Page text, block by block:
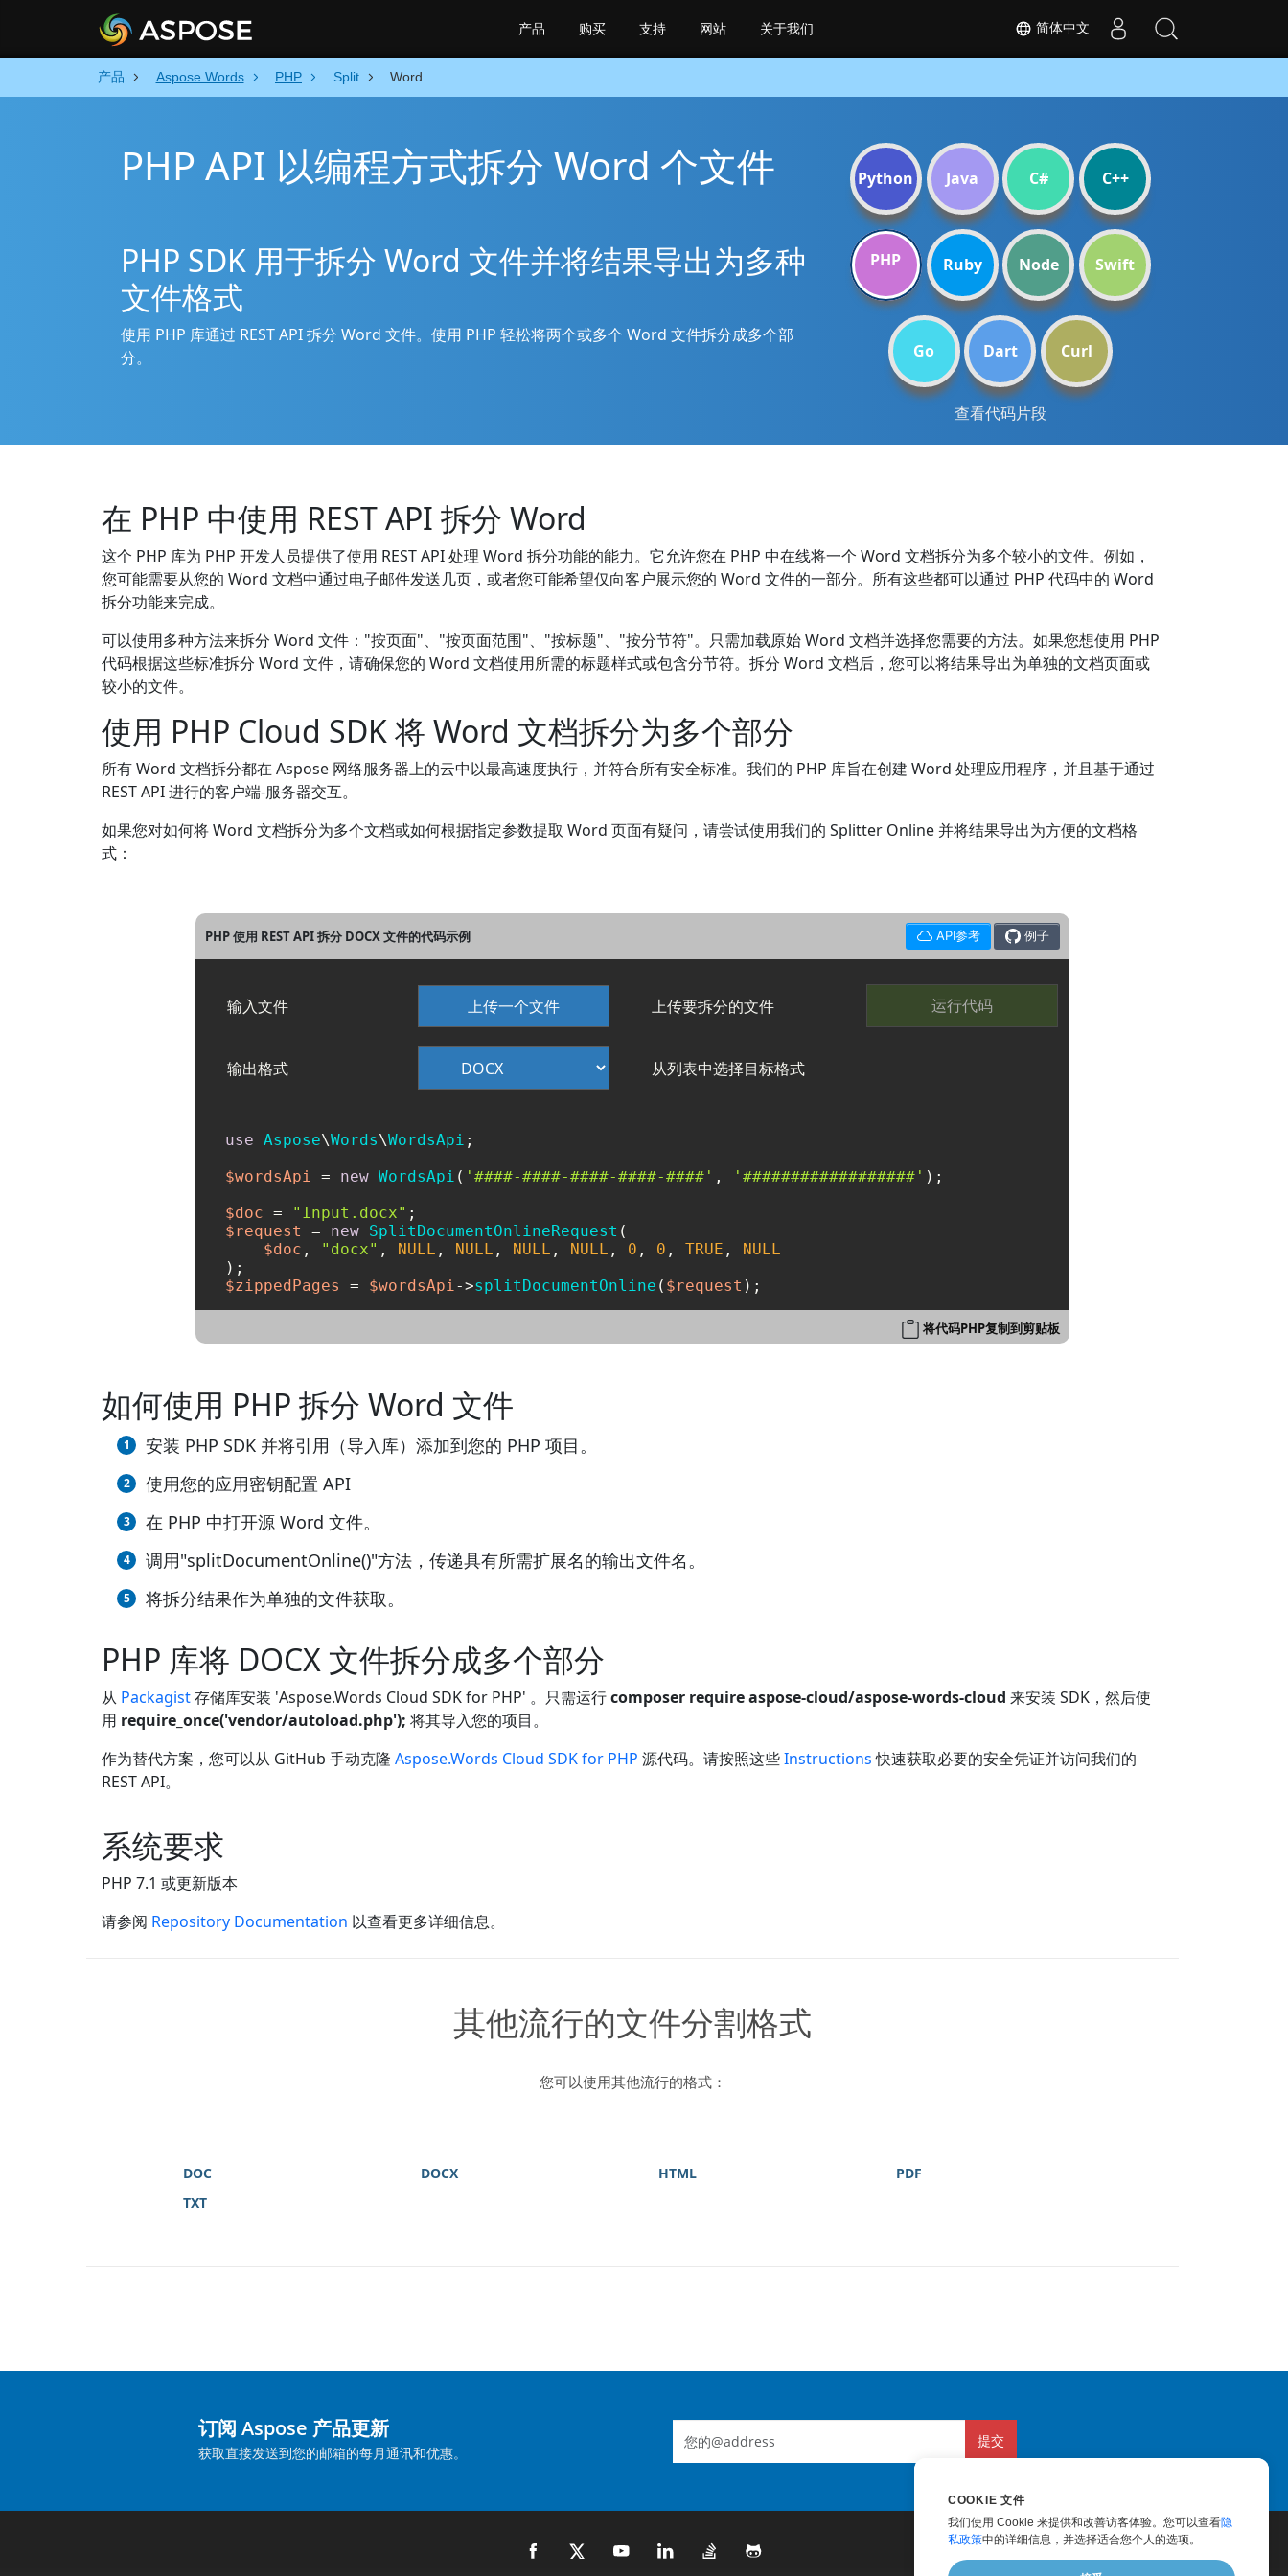
产品 Aspose.Words PHP Split Word
PHP API 以编程方式拆分 Word 个文件
PHP SDK 用于拆分 Word 文件并将结果导出为多种
文件格式
使用 PHP 库通过 REST API 拆分 Word 文件。使用 PHP 轻松将两个或多个 Word 文件拆分成多个部
分。
Python Java C# C++
PHP Ruby Node Swift
Go Dart Curl
查看代码片段
在 PHP 中使用 REST API 拆分 Word
这个 PHP 库为 PHP 开发人员提供了使用 REST API 处理 Word 拆分功能的能力。它允许您在 PHP 中在线将一个 Word 文档拆分为多个较小的文件。例如，
您可能需要从您的 Word 文档中通过电子邮件发送几页，或者您可能希望仅向客户展示您的 Word 文件的一部分。所有这些都可以通过 PHP 代码中的 Word
拆分功能来完成。
可以使用多种方法来拆分 Word 文件："按页面"、"按页面范围"、"按标题"、"按分节符"。只需加载原始 Word 文档并选择您需要的方法。如果您想使用 PHP
代码根据这些标准拆分 Word 文件，请确保您的 Word 文档使用所需的标题样式或包含分节符。拆分 Word 文档后，您可以将结果导出为单独的文档页面或
较小的文件。
使用 PHP Cloud SDK 将 Word 文档拆分为多个部分
所有 Word 文档拆分都在 Aspose 网络服务器上的云中以最高速度执行，并符合所有安全标准。我们的 PHP 库旨在创建 Word 处理应用程序，并且基于通过
REST API 进行的客户端-服务器交互。
如果您对如何将 Word 文档拆分为多个文档或如何根据指定参数提取 Word 页面有疑问，请尝试使用我们的 Splitter Online 并将结果导出为方便的文档格
式：
PHP 使用 REST API 拆分 DOCX 文件的代码示例 API参考 例子
输入文件 上传一个文件 上传要拆分的文件 运行代码
输出格式 从列表中选择目标格式
use Aspose\Words\WordsApi ;
$wordsApi = new WordsApi ( '####-####-####-####-####' , '##################' );
$doc = "Input.docx"
$request
= new SplitDocumentOnlineRequest (
$doc , "docx" , NULL , NULL , NULL , NULL , 0 , 0 , TRUE ,
NULL
$zippedPages
= $wordsApi->splitDocumentOnline ( $request );
将代码PHP复制到剪贴板
如何使用 PHP 拆分 Word 文件
安装 PHP SDK 并将引用（导入库）添加到您的 PHP 项目。
使用您的应用密钥配置 API
在 PHP 中打开源 Word 文件。
调用"splitDocumentOnline()"方法，传递具有所需扩展名的输出文件名。
将拆分结果作为单独的文件获取。
PHP 库将 DOCX 文件拆分成多个部分
从 Packagist存储库安装 'Aspose.Words Cloud SDK for PHP' 。只需运行composer require aspose-cloud/aspose-words-cloud 来安装 SDK，然后使
用 require_once('vendor/autoload.php'); 将其导入您的项目。
作为替代方案，您可以从 GitHub 手动克隆 Aspose.Words Cloud SDK for PHP 源代码。请按照这些Instructions快速获取必要的安全凭证并访问我们的
REST API。
系统要求
PHP 7.1 或更新版本
请参阅 Repository Documentation 以查看更多详细信息。
其他流行的文件分割格式
您可以使用其他流行的格式：
DOC DOCX HTML
PDF
TXT
简体中文
产品 购买 支持 网站 关于我们
订阅 Aspose 产品更新
获取直接发送到您的邮箱的每月通讯和优惠。
提交
COOKIE 文件
我们使用 Cookie 来提供和改善访客体验。您可以查看隐
私政策中的详细信息，并选择适合您个人的选项。